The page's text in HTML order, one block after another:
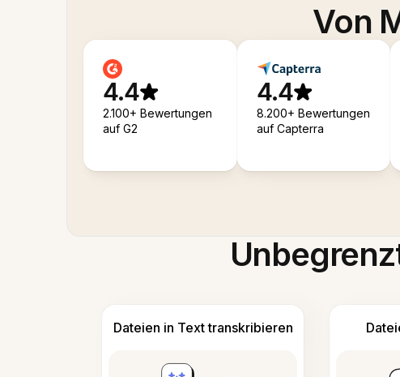
Von
4.4
2.100+ Bewertungen
auf G2
4.4
8.200+ Bewertungen
auf Capterra
Dateien in Text transkribieren